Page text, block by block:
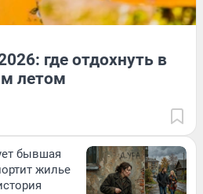
где отдохнуть в
летом
бывшая
жилье